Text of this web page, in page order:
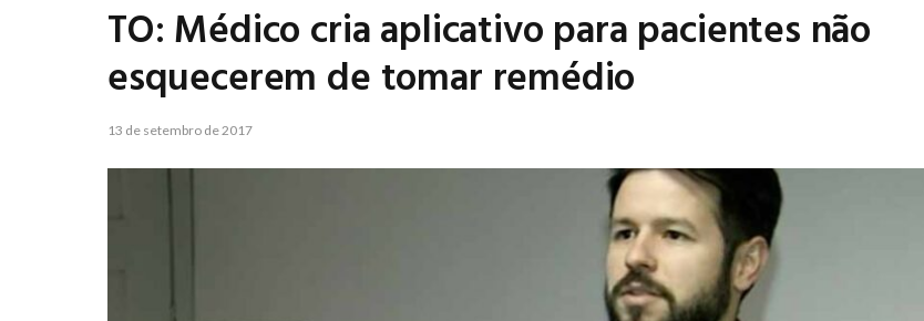
TO: Médico cria aplicativo para pacientes não
esquecerem de tomar remédio
13 de setembro de 2017